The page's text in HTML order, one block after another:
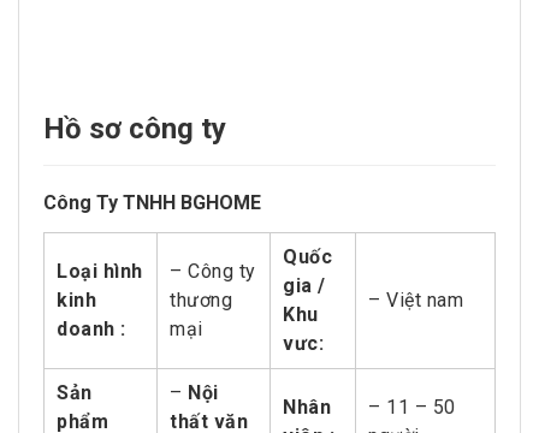
Hồ sơ công ty
Công Ty TNHH BGHOME
Loại hình
kinh
doanh :
– Công ty
thương
mại
Quốc
gia /
Khu
vưc:
– Việt nam
Sản
phẩm
– Nội
thất văn
Nhân
– 11 – 50